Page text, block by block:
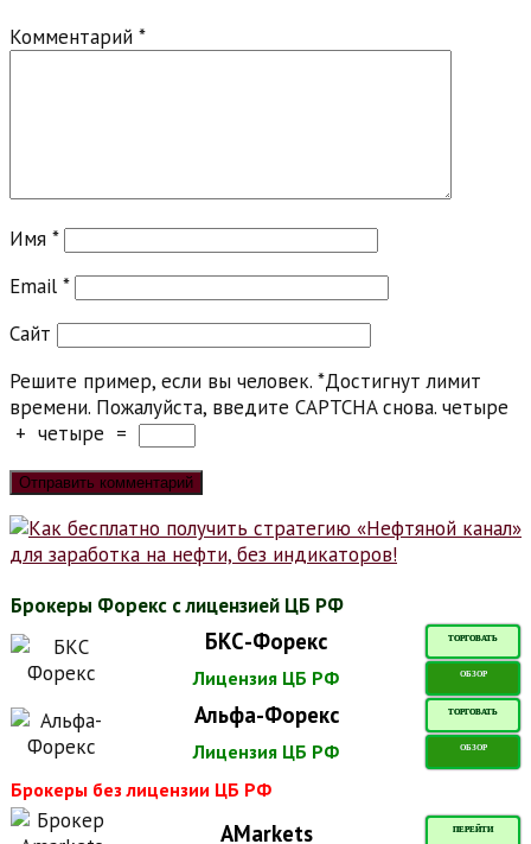
Комментарий *
Имя *
Email *
Сайт
Решите пример, если вы человек. *Достигнут лимит
времени. Пожалуйста, введите CAPTCHA снова. четыре
+ четыре =
Брокеры Форекс с лицензией ЦБ РФ
БКС-Форекс ТОРГОВАТЬ
Лицензия ЦБ РФ ОБЗОР
Альфа-Форекс ТОРГОВАТЬ
Лицензия ЦБ РФ ОБЗОР
Брокеры без лицензии ЦБ РФ
AMarkets ПЕРЕЙТИ